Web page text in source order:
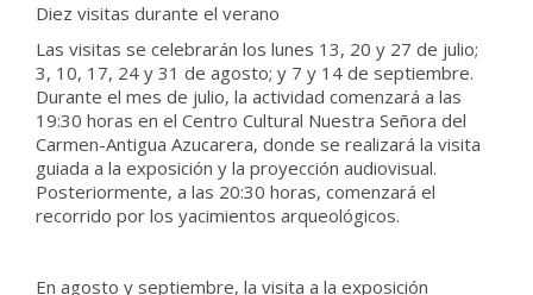
Diez visitas durante el verano
Las visitas se celebrarán los lunes 13, 20 y 27 de julio;
3, 10, 17, 24 y 31 de agosto; y 7 y 14 de septiembre.
Durante el mes de julio, la actividad comenzará a las
19:30 horas en el Centro Cultural Nuestra Señora del
Carmen-Antigua Azucarera, donde se realizará la visita
guiada a la exposición y la proyección audiovisual.
Posteriormente, a las 20:30 horas, comenzará el
recorrido por los yacimientos arqueológicos.
En agosto y septiembre, la visita a la exposición